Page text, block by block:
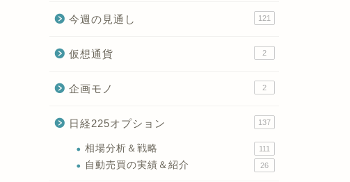
今週の見通し 121
仮想通貨 2
企画モノ 2
日経225オプション 137
相場分析＆戦略 111
自動売買の実績＆紹介 26